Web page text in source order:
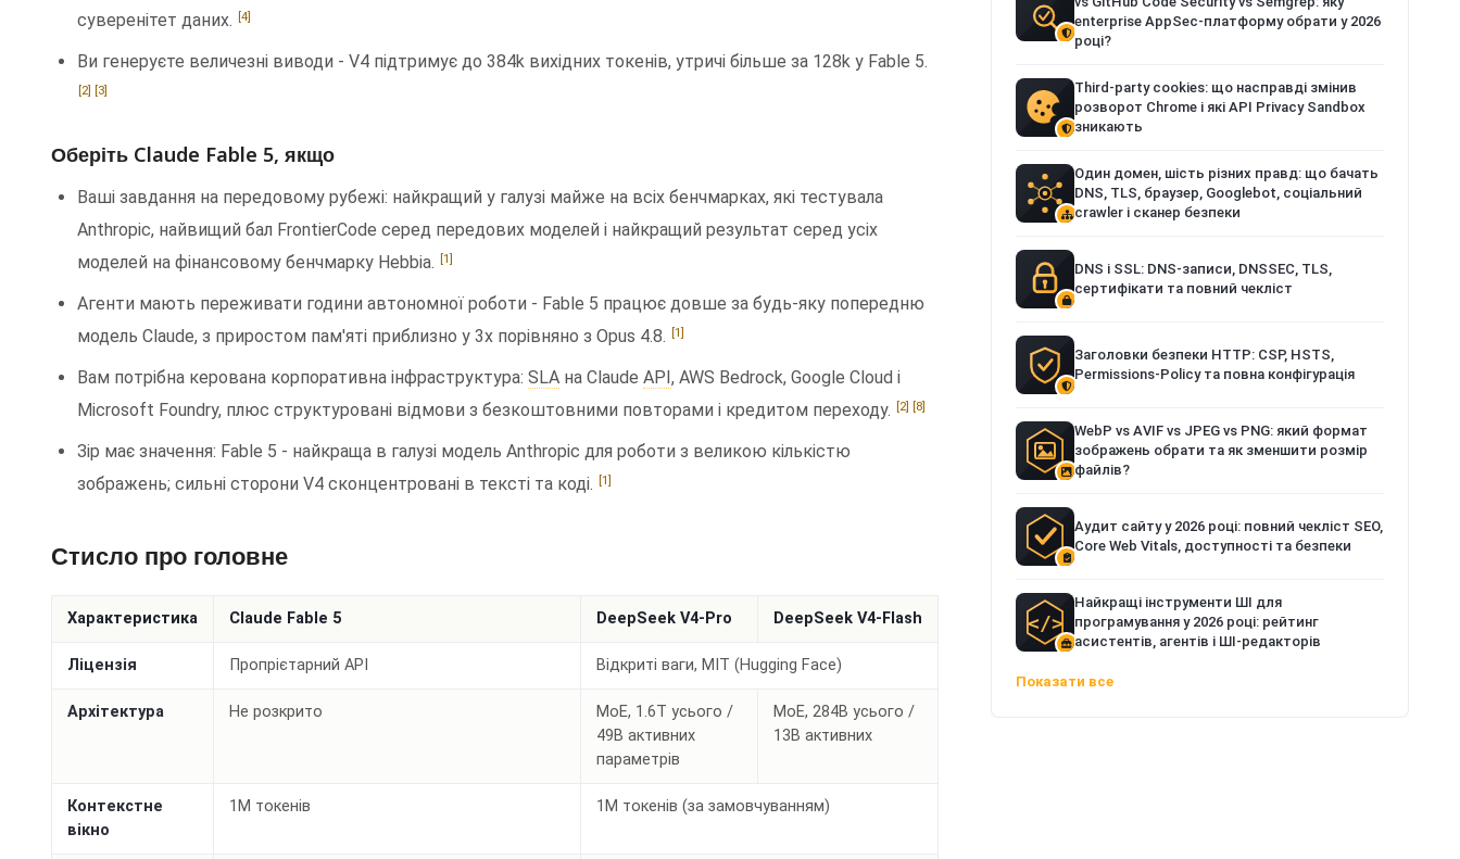
суверенітет даних. [4]
Ви генеруєте величезні виводи - V4 підтримує до 384k вихідних токенів, утричі більше за 128k у Fable 5.
[2] [3]
Оберіть Claude Fable 5, якщо
Ваші завдання на передовому рубежі: найкращий у галузі майже на всіх бенчмарках, які тестувала
Anthropic, найвищий бал FrontierCode серед передових моделей і найкращий результат серед усіх
моделей на фінансовому бенчмарку Hebbia. [1]
Агенти мають переживати години автономної роботи - Fable 5 працює довше за будь-яку попередню
модель Claude, з приростом пам'яті приблизно у 3x порівняно з Opus 4.8. [1]
Вам потрібна керована корпоративна інфраструктура:SLA на ClaudeAPI, AWS Bedrock, Google Cloud і
Microsoft Foundry, плюс структуровані відмови з безкоштовними повторами і кредитом переходу. [2] [8]
Зір має значення: Fable 5 - найкраща в галузі модель Anthropic для роботи з великою кількістю
зображень; сильні сторони V4 сконцентровані в тексті та коді. [1]
Стисло про головне
Характеристика Claude Fable 5 DeepSeek V4-Pro DeepSeek V4-Flash
Ліцензія Пропрієтарний API Відкриті ваги, MIT (Hugging Face)
Архітектура Не розкрито
MoE, 1.6T усього /
49B активних
параметрів
MoE, 284B усього /
13B активних
Контекстне
вікно
1M токенів 1M токенів (за замовчуванням)
enterprise AppSec-платформу обрати у 2026
році?
Third-party cookies: що насправді змінив
розворот Chrome і які API Privacy Sandbox
зникають
Один домен, шість різних правд: що бачать
DNS, TLS, браузер, Googlebot, соціальний
crawler і сканер безпеки
DNS і SSL: DNS-записи, DNSSEC, TLS,
сертифікати та повний чекліст
Заголовки безпеки HTTP: CSP, HSTS,
Permissions-Policy та повна конфігурація
WebP vs AVIF vs JPEG vs PNG: який формат
зображень обрати та як зменшити розмір
файлів?
Аудит сайту у 2026 році: повний чекліст SEO,
Core Web Vitals, доступності та безпеки
Найкращі інструменти ШІ для
програмування у 2026 році: рейтинг
асистентів, агентів і ШІ-редакторів
Показати все